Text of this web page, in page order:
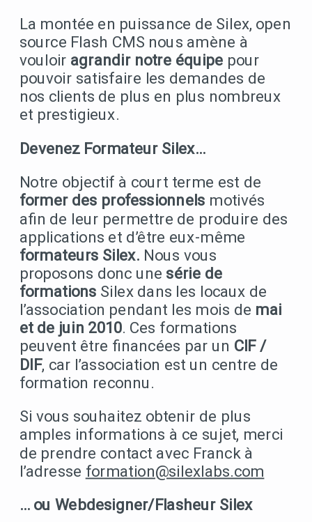
La montée en puissance de Silex, open
source Flash CMS nous amène à
vouloir agrandir notre équipe pour
pouvoir satisfaire les demandes de
nos clients de plus en plus nombreux
et prestigieux.
Devenez Formateur Silex…
Notre objectif à court terme est de
former des professionnels motivés
afin de leur permettre de produire des
applications et d’être eux-même
formateurs Silex. Nous vous
proposons donc une série de
formations Silex dans les locaux de
l’association pendant les mois de mai
et de juin 2010. Ces formations
peuvent être financées par un CIF /
DIF, car l’association est un centre de
formation reconnu.
Si vous souhaitez obtenir de plus
amples informations à ce sujet, merci
de prendre contact avec Franck à
l’adresse formation@silexlabs.com
… ou Webdesigner/Flasheur Silex